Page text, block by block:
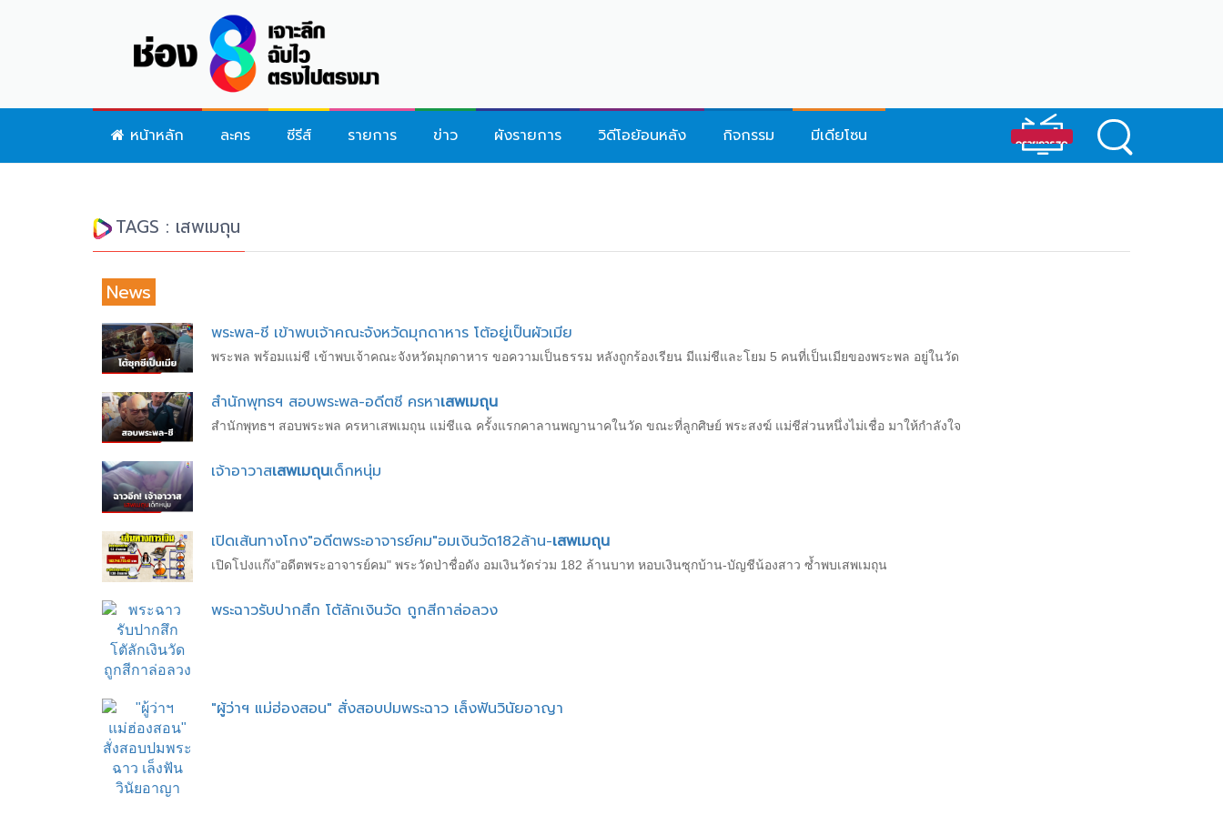
หน้าหลัก ละคร ซีรีส์ รายการ ข่าว ผังรายการ วิดีโอย้อนหลัง กิจกรรม มีเดียโซน
TAGS : เสพเมถุน
News
พระพล-ชี เข้าพบเจ้าคณะจังหวัดมุกดาหาร โต้อยู่เป็นผัวเมีย
พระพล พร้อมแม่ชี เข้าพบเจ้าคณะจังหวัดมุกดาหาร ขอความเป็นธรรม หลังถูกร้องเรียน มีแม่ชีและโยม 5 คนที่เป็นเมียของพระพล อยู่ในวัด
สำนักพุทธฯ สอบพระพล-อดีตชี ครหาเสพเมถุน
สำนักพุทธฯ สอบพระพล ครหาเสพเมถุน แม่ชีแฉ ครั้งแรกคาลานพญานาคในวัด ขณะที่ลูกศิษย์ พระสงฆ์ แม่ชีส่วนหนึ่งไม่เชื่อ มาให้กำลังใจ
เจ้าอาวาสเสพเมถุนเด็กหนุ่ม
เปิดเส้นทางโกง"อดีตพระอาจารย์คม"อมเงินวัด182ล้าน-เสพเมถุน
เปิดโปงแก๊ง"อดีตพระอาจารย์คม" พระวัดป่าชื่อดัง อมเงินวัดร่วม 182 ล้านบาท หอบเงินซุกบ้าน-บัญชีน้องสาว ซ้ำพบเสพเมถุน
พระฉาวรับปากสึก โตัลักเงินวัด ถูกสีกาล่อลวง
"ผู้ว่าฯ แม่ฮ่องสอน" สั่งสอบปมพระฉาว เล็งฟันวินัยอาญา